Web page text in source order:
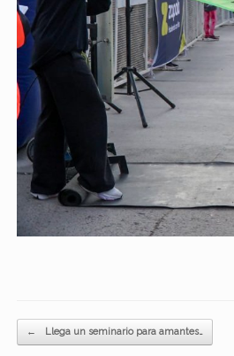
Navegador de artículos
← Llega un seminario para amantes…